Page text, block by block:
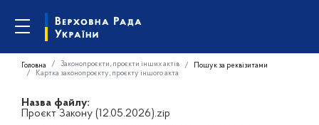
Головна Законопроєкти, проєкти інших актів
Пошук за реквізитами
Картка законопроєкту, проєкту іншого акта
Назва файлу:
Проєкт Закону (12.05.2026).zip